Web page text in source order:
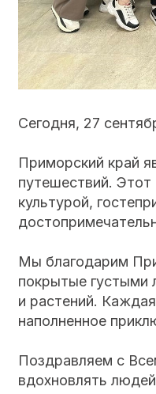
Сегодня, 27
Приморский край
путешествий. Этот
культурой,
Мы благодарим
покрытые густыми
и растений.
наполненное
Поздравляем с
вдохновлять